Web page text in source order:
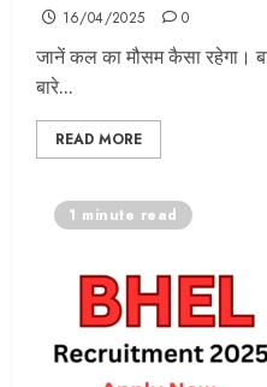
16/04/2025 0
जानें कल का मौसम कैसा रहेगा।
बारे...
READ MORE
1 minute read